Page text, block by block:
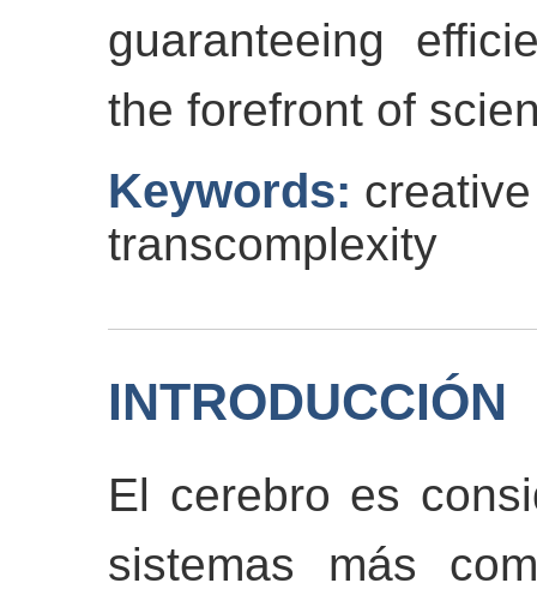
guaranteeing
the forefront of
Keywords:
transcomplexity
INTRODUCCIÓN
El cerebro es
sistemas más